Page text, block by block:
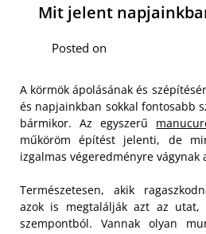
Mit jelent
Posted on
A körmök ápolásának és
és napjainkban sokkal fontosabb
bármikor. Az egyszerű
műköröm építést jelenti, de
izgalmas végeredményre vágynak
Természetesen, akik
azok is megtalálják azt az utat,
szempontból. Vannak olyan